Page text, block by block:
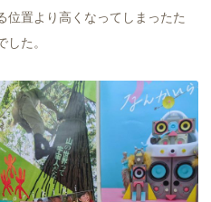
位置より高くなってしまったた
た。